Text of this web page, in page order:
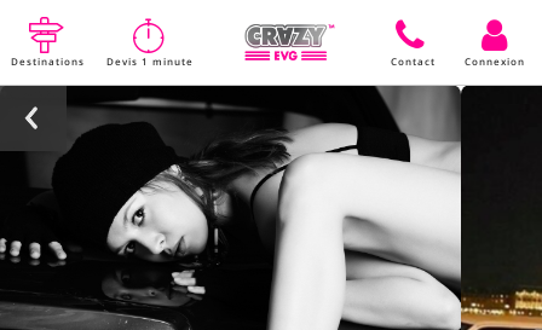
Destinations Devis 1 minute Contact Connexion